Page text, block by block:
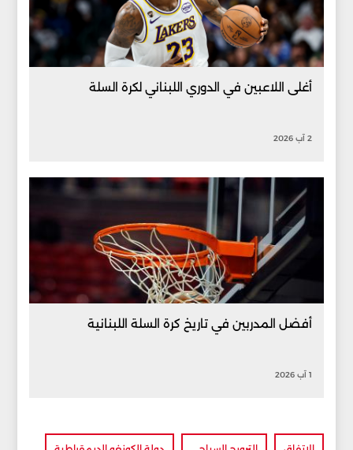
أغلى اللاعبين في الدوري اللبناني لكرة السلة
2 آب 2026
أفضل المدربين في تاريخ كرة السلة اللبنانية
1 آب 2026